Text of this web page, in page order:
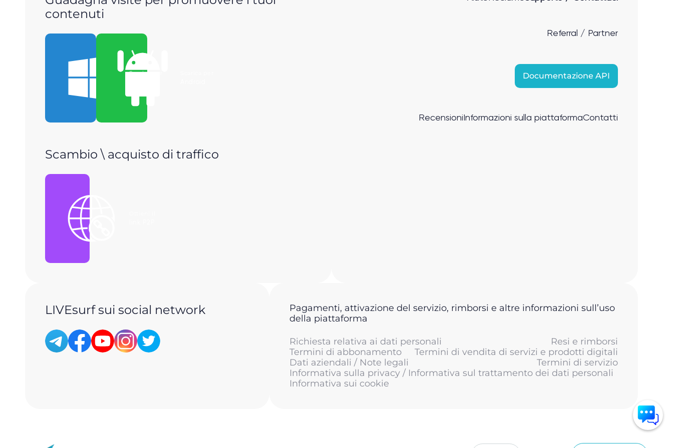
contenuti
Scarica per
Scambio \ acquisto di traffico
Referral / Partner
Documentazione API
Recensioni Informazioni sulla piattaformaContatti
LIVEsurf sui social network
Pagamenti, attivazione del servizio, rimborsi e altre informazioni sull’uso
della piattaforma
Richiesta relativa ai dati personali
Resi e rimborsi
Termini di abbonamento
Termini di vendita di servizi e prodotti digitali
Dati aziendali / Note legali
Termini di servizio
Informativa sulla privacy / Informativa sul trattamento dei dati personali
Informativa sui cookie